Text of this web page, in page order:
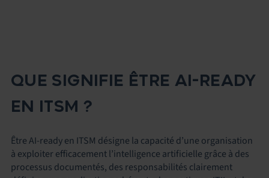
QUE SIGNIFIE ÊTRE AI-READY
EN ITSM ?
Être AI-ready en ITSM désigne la capacité d’une organisation
à exploiter efficacement l’intelligence artificielle grâce à des
processus documentés, des responsabilités clairement